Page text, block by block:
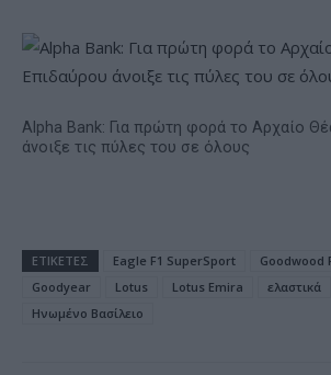
Alpha Bank: Για πρώτη φορά το Αρχαίο
άνοιξε τις πύλες του σε όλους
ΕΤΙΚΕΤΕΣ Eagle F1 SuperSport
Goodwood
Goodyear
Lotus Lotus Emira ελαστικά
Ηνωμένο Bασίλειο